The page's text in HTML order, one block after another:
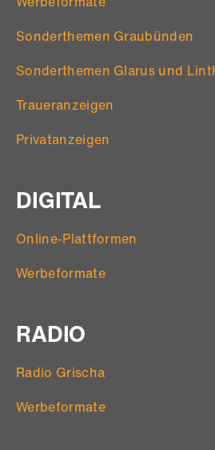
E
R
N
G
Sonderthemen Graubünden
Sonderthemen Glarus und
Traueranzeigen
Privatanzeigen
DIGITAL
Online-Plattformen
Werbeformate
RADIO
Radio Grischa
Werbeformate